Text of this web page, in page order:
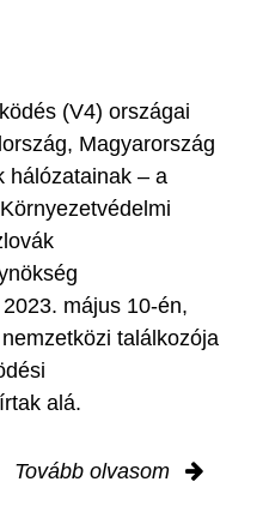
(V4) országai
Magyarország
hálózatainak – a
május 10-én,
találkozója
alá.
Tovább olvasom